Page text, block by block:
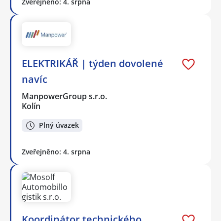
ELEKTRIKÁŘ | týden dovolené
navíc
ManpowerGroup s.r.o.
Kolín
Plný úvazek
Zveřejněno: 4. srpna